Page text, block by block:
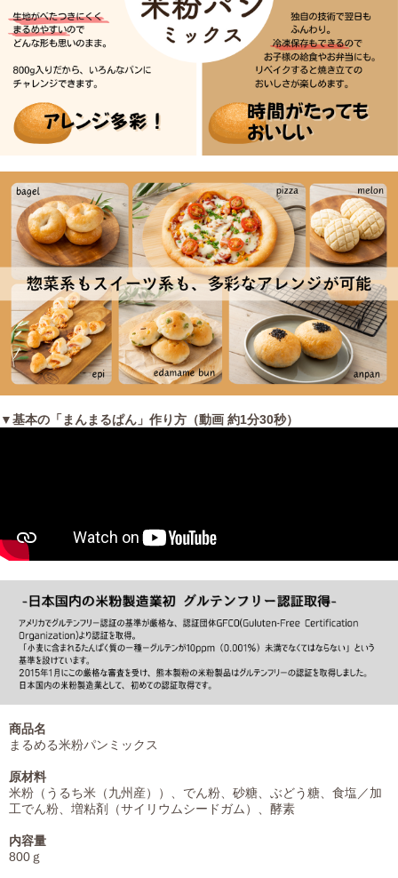
▼基本の「まんまるぱん」作り方（動画 約1分30秒）
商品名
まるめる米粉パンミックス
原材料
米粉（うるち米（九州産））、でん粉、砂糖、ぶどう糖、食塩／加
工でん粉、増粘剤（サイリウムシードガム）、酵素
内容量
800ｇ